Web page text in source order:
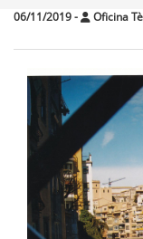
06/11/2019- Oficina